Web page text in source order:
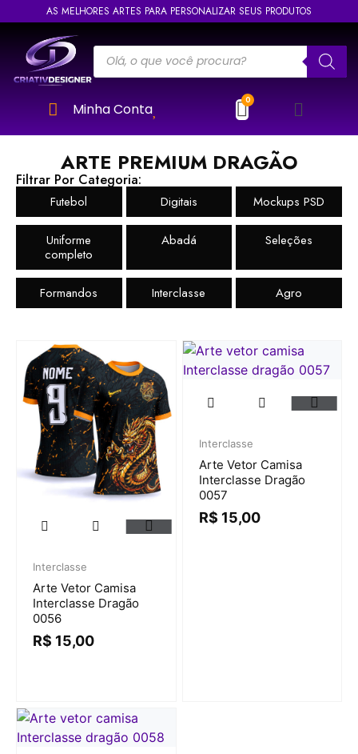
AS MELHORES ARTES PARA PERSONALIZAR SEUS PRODUTOS
Minha Conta
ARTE PREMIUM DRAGÃO
Filtrar Por Categoria:
Futebol Digitais Mockups PSD
Uniforme
completo
Abadá Seleções
Formandos Interclasse Agro
Interclasse
Arte Vetor Camisa
Interclasse Dragão
0056
R$ 15,00
Interclasse
Arte Vetor Camisa
Interclasse Dragão
0057
R$ 15,00